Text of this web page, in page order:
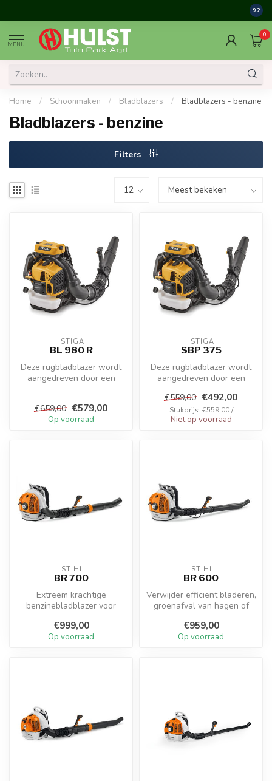
9.2
MENU
0
Home / Schoonmaken / Bladblazers / Bladblazers - benzine
Bladblazers - benzine
Filters
STIGA
BL 980 R
Deze rugbladblazer wordt
aangedreven door een
€659,00 €579,00
Op voorraad
STIGA
SBP 375
Deze rugbladblazer wordt
aangedreven door een
vonkontsteki...
€559,00 €492,00
Stukprijs: €559,00 /
Niet op voorraad
STIHL
BR 700
Extreem krachtige
benzinebladblazer voor
€999,00
Op voorraad
STIHL
BR 600
Verwijder efficiënt bladeren,
groenafval van hagen of
oppervlakk...
€959,00
Op voorraad